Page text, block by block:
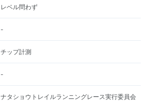
レベル問わず
-
チップ計測
-
ナタショウトレイルランニングレース実行委員会